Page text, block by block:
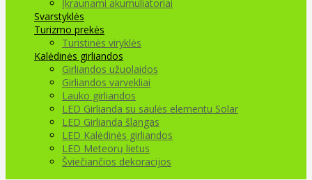
Įkraunami akumuliatoriai
Svarstyklės
Turizmo prekės
Turistinės viryklės
Kalėdinės girliandos
Girliandos užuolaidos
Girliandos varvekliai
Lauko girliandos
LED Girlianda su saulės elementu Solar
LED Girlianda šlangas
LED Kalėdinės girliandos
LED Meteorų lietus
Šviečiančios dekoracijos